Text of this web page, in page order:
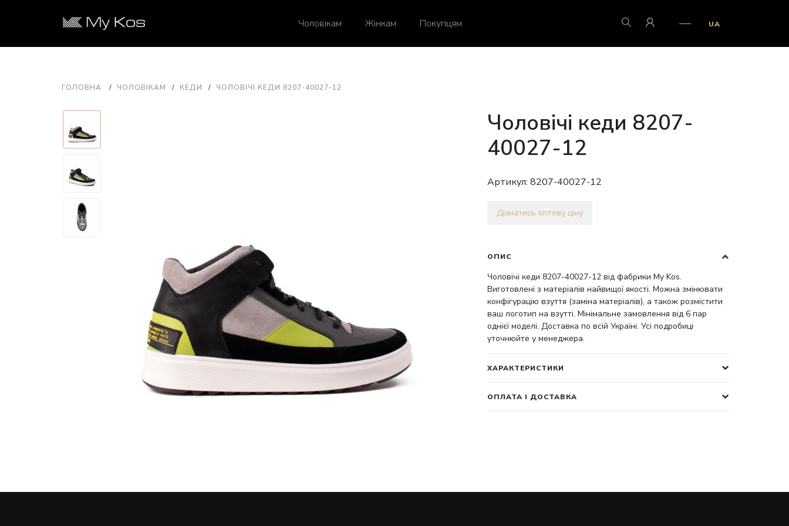
Чоловікам Жінкам Покупцям UA
ГОЛОВНА ЧОЛОВІКАМ КЕДИ ЧОЛОВІЧІ КЕДИ 8207-40027-12
Чоловічі кеди 8207-
40027-12
Артикул: 8207-40027-12
Дізнатись оптову ціну
ОПИС
Чоловічі кеди 8207-40027-12 від фабрики My Kos.
Виготовлені з матеріалів найвищої якості. Можна змінювати
конфігурацію взуття (заміна матеріалів), а також розмістити
ваш логотип на взутті. Мінімальне замовлення від 6 пар
однієї моделі. Доставка по всій Україні. Усі подробиці
уточнюйте у менеджера.
ХАРАКТЕРИСТИКИ
ОПЛАТА І ДОСТАВКА